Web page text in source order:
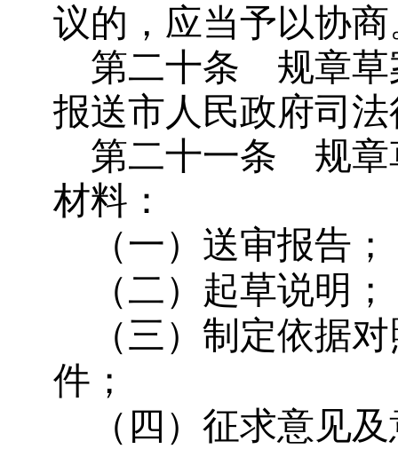
议的，应当予以协商
第二十条
规章
报送市人民政府司
第二十一条
规
材料：
（一）送审报告；
（二）起草说明；
（三）制定依据
件；
（四）征求意见